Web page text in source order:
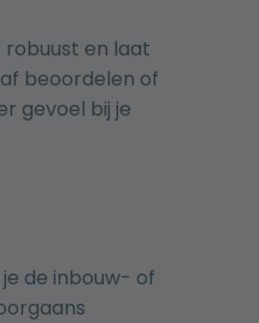
robuust en laat
beoordelen of
gevoel bij je
de inbouw- of